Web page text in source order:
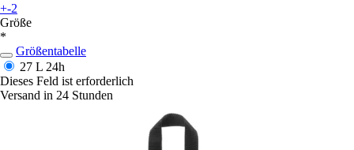
+-2
Größe
*
Größentabelle
27 L 24h
Dieses Feld ist erforderlich
Versand in 24 Stunden